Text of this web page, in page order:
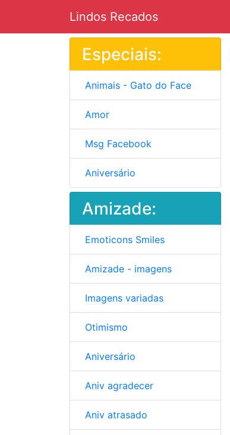
Lindos Recados
Especiais:
Animais - Gato do Face
Amor
Msg Facebook
Aniversário
Amizade:
Emoticons Smiles
Amizade - imagens
Imagens variadas
Otimismo
Aniversário
Aniv agradecer
Aniv atrasado